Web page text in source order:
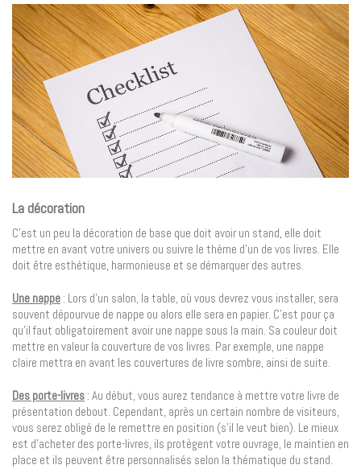
La décoration
C’est un peu la décoration de base que doit avoir un stand, elle doit
mettre en avant votre univers ou suivre le thème d’un de vos livres. Elle
doit être esthétique, harmonieuse et se démarquer des autres.
Une nappe : Lors d’un salon, la table, où vous devrez vous installer, sera
souvent dépourvue de nappe ou alors elle sera en papier. C’est pour ça
qu’il faut obligatoirement avoir une nappe sous la main. Sa couleur doit
mettre en valeur la couverture de vos livres. Par exemple, une nappe
claire mettra en avant les couvertures de livre sombre, ainsi de suite.
Des porte-livres : Au début, vous aurez tendance à mettre votre livre de
présentation debout. Cependant, après un certain nombre de visiteurs,
vous serez obligé de le remettre en position (s’il le veut bien). Le mieux
est d’acheter des porte-livres, ils protègent votre ouvrage, le maintien en
place et ils peuvent être personnalisés selon la thématique du stand.